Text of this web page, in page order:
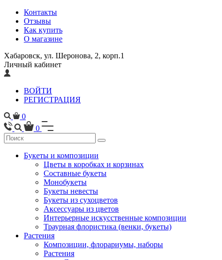
Контакты
Отзывы
Как купить
О магазине
Хабаровск, ул. Шеронова, 2, корп.1
Личный кабинет
ВОЙТИ
РЕГИСТРАЦИЯ
0
0
Букеты и композиции
Цветы в коробках и корзинах
Составные букеты
Монобукеты
Букеты невесты
Букеты из сухоцветов
Аксессуары из цветов
Интерьерные искусственные композиции
Траурная флористика (венки, букеты)
Растения
Композиции, флорариумы, наборы
Растения